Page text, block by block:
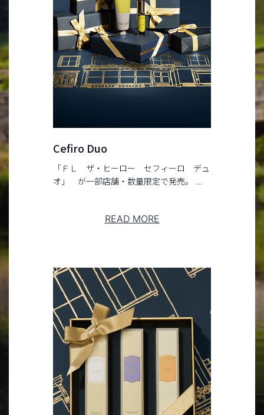
Cefiro Duo
「ＦＬ ザ・ヒーロー セフィーロ デュ
オ」 が一部店舗・数量限定で発売。 ...
READ MORE